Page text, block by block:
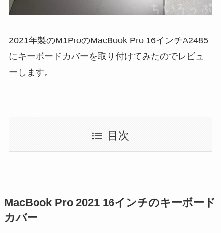
2021年製のM1ProのMacBook Pro 16インチA2485
にキーボードカバーを取り付けてみたのでレビュ
ーします。
目次
MacBook Pro 2021 16インチのキーボード
カバー